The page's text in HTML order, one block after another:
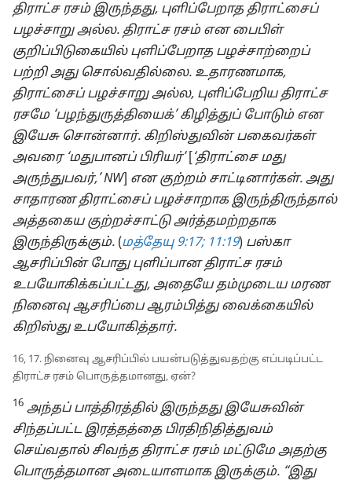
திராட்ச ரசம் இருந்தது, புளிப்பேறாத திராட்சைப்
பழச்சாறு அல்ல. திராட்ச ரசம் என பைபிள்
குறிப்பிடுகையில் புளிப்பேறாத பழச்சாற்றைப்
பற்றி அது சொல்வதில்லை. உதாரணமாக,
திராட்சைப் பழச்சாறு அல்ல, புளிப்பேறிய திராட்ச
ரசமே ‘பழந்துருத்தியைக்’ கிழித்துப் போடும் என
இயேசு சொன்னார். கிறிஸ்துவின் பகைவர்கள்
அவரை ‘மதுபானப் பிரியர்’[ ‘திராட்சை மது
அருந்துபவர்,’ NW] என குற்றம் சாட்டினார்கள். அது
சாதாரண திராட்சைப் பழச்சாறாக இருந்திருந்தால்
அத்தகைய குற்றச்சாட்டு அர்த்தமற்றதாக
இருந்திருக்கும். (மத்தேயு 9:17; 11:19) பஸ்கா
ஆசரிப்பின் போது புளிப்பான திராட்ச ரசம்
உபயோகிக்கப்பட்டது, அதையே தம்முடைய மரண
நினைவு ஆசரிப்பை ஆரம்பித்து வைக்கையில்
கிறிஸ்து உபயோகித்தார்.
16, 17. நினைவு ஆசரிப்பில் பயன்படுத்துவதற்கு எப்படிப்பட்ட
திராட்ச ரசம் பொருத்தமானது, ஏன்?
16 அந்தப் பாத்திரத்தில் இருந்தது இயேசுவின்
சிந்தப்பட்ட இரத்தத்தை பிரதிநிதித்துவம்
செய்வதால் சிவந்த திராட்ச ரசம் மட்டுமே அதற்கு
பொருத்தமான அடையாளமாக இருக்கும். “இது